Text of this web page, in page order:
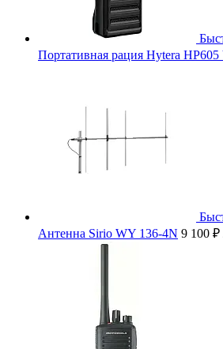
Портативная рация Hytera
Антенна Sirio WY 136-4N 9 100 ₽